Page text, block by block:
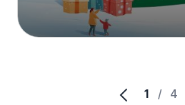
1 / 4